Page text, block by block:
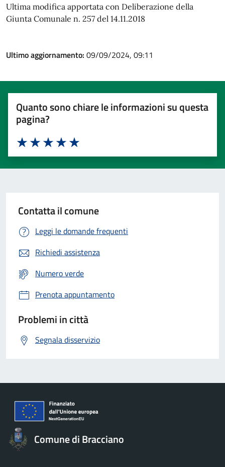
Ultima modifica apportata con Deliberazione della
Giunta Comunale n. 257 del 14.11.2018
Ultimo aggiornamento: 09/09/2024, 09:11
Quanto sono chiare le informazioni su questa
pagina?
Valuta 5 stelle su 5
Valuta 4 stelle su 5
Valuta 3 stelle su 5
Valuta 2 stelle su 5
Valuta 1 stelle su 5
Contatta il comune
Leggi le domande frequenti
Richiedi assistenza
Numero verde
Prenota appuntamento
Problemi in città
Segnala disservizio
Comune di Bracciano